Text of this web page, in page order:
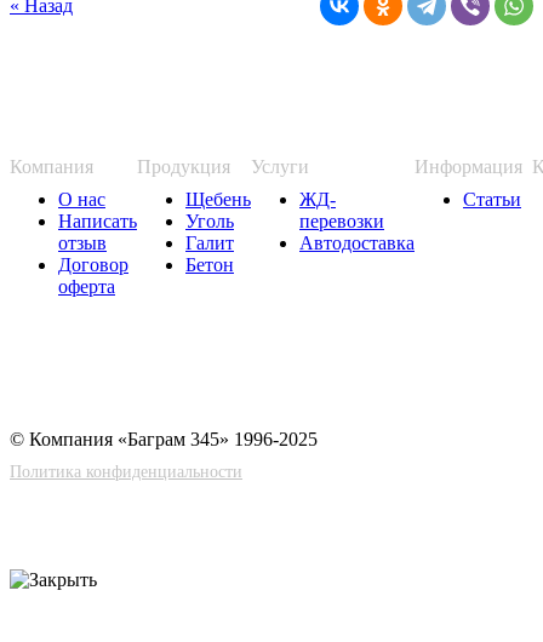
« Назад
Компания
О нас
Написать
отзыв
Договор
оферта
Продукция
Щебень
Уголь
Галит
Бетон
Услуги
ЖД-
перевозки
Автодоставка
Информация
Статьи
© Компания «Баграм 345» 1996-2025
Политика конфиденциальности